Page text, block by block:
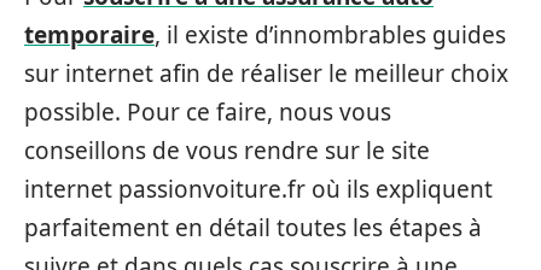
temporaire, il existe d’innombrables guides
sur internet afin de réaliser le meilleur choix
possible. Pour ce faire, nous vous
conseillons de vous rendre sur le site
internet passionvoiture.fr où ils expliquent
parfaitement en détail toutes les étapes à